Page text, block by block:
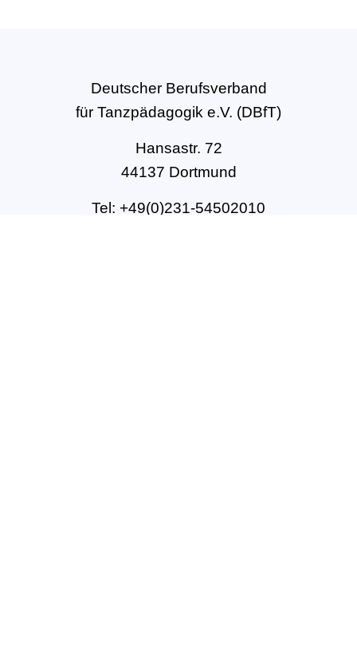
Deutscher Berufsverband
für Tanzpädagogik e.V. (DBfT)
Hansastr. 72
44137 Dortmund
Tel: +49(0)231-54502010